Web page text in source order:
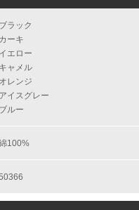
ブラック
カーキ
イエロー
キャメル
オレンジ
アイスグレー
ブルー
100%